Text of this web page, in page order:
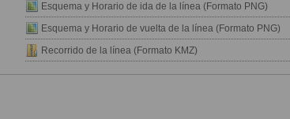
Esquema y Horario de ida de la línea (Formato PNG)
Esquema y Horario de vuelta de la línea (Formato PNG)
Recorrido de la línea (Formato KMZ)